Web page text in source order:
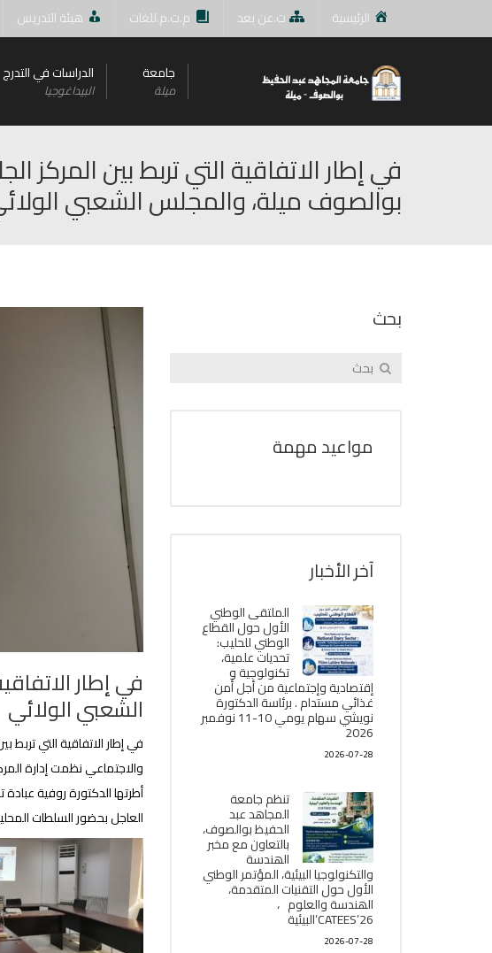
الرئيسية ت.عن بعد م.ت.م.للغات هيئة التدريس
جامعة
ميلة
الدراسات في التدرج
البيداغوجيا
في إطار الاتفاقية التي تربط بين المركز
بوالصوف ميلة، والمجلس الشعبي
في إطار
الشعبي الولائي
في إطار الاتفاقية التي
والاجتماعي نظمت إدارة
أطرتها الدكتورة روفية
العاجل بحضور السلطات
بحث
مواعيد مهمة
آخر الأخبار
الملتقى الوطني
الأول حول القطاع
الوطني للحليب:
تحديات علمية،
تكنولوجية و
إقتصادية وإجتماعية من أجل أمن
غذائي مستدام . برئاسة الدكتورة
نويشي سهام يومي 10-11 نوفمبر
2026
2026-07-28
تنظم جامعة
المجاهد عبد
الحفيظ بوالصوف،
بالتعاون مع مخبر
الھندسة
والتكنولوجيا البیئیة، المؤتمر الوطني
الأول حول التقنيات المتقدمة،
الھندسة والعلوم ،
CATEES’26’البیئية
2026-07-28